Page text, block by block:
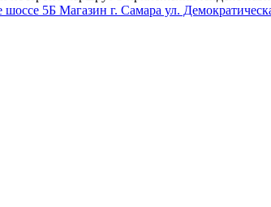
шоссе 5Б Магазин г. Самара ул.